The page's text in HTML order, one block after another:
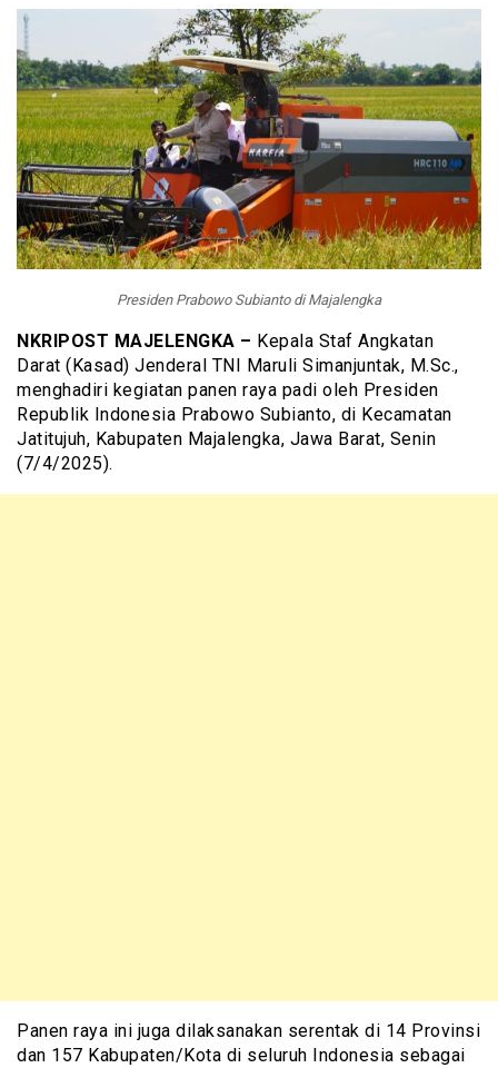
Presiden Prabowo Subianto di Majalengka
NKRIPOST MAJELENGKA – Kepala Staf Angkatan
Darat (Kasad) Jenderal TNI Maruli Simanjuntak, M.Sc.,
menghadiri kegiatan panen raya padi oleh Presiden
Republik Indonesia Prabowo Subianto, di Kecamatan
Jatitujuh, Kabupaten Majalengka, Jawa Barat, Senin
(7/4/2025).
Panen raya ini juga dilaksanakan serentak di 14 Provinsi
dan 157 Kabupaten/Kota di seluruh Indonesia sebagai